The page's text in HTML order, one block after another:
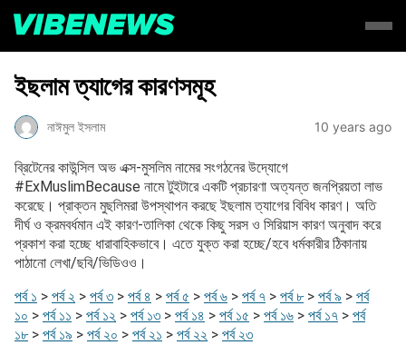
ইছলাম ত্যাগের কারণসমূহ
নাঈমুল ইসলাম 10 years ago
ব্রিটেনের কাউন্সিল অভ এক্স-মুসলিম নামের সংগঠনের উদ্যোগে
#ExMuslimBecause নামে টুইটারে একটি প্রচারণা অত্যন্ত জনপ্রিয়তা লাভ
করেছে। প্রাক্তন মুছলিমরা উপস্থাপন করছে ইছলাম ত্যাগের বিবিধ কারণ। অতি
দীর্ঘ ও ক্রমবর্ধমান এই কারণ-তালিকা থেকে কিছু সরস ও সিরিয়াস কারণ অনুবাদ করে
প্রকাশ করা হচ্ছে ধারাবাহিকভাবে। এতে যুক্ত করা হচ্ছে/হবে ধর্মকারীর ঠিকানায়
পাঠানো লেখা/ছবি/ভিডিওও।
পর্ব ১ > পর্ব ২ > পর্ব ৩ > পর্ব ৪ > পর্ব ৫ > পর্ব ৬ > পর্ব ৭ > পর্ব ৮> পর্ব ৯ > পর্ব
১০ > পর্ব ১১ > পর্ব ১২ > পর্ব ১৩ > পর্ব ১৪ > পর্ব ১৫ > পর্ব ১৬ > পর্ব ১৭ > পর্ব
১৮> পর্ব ১৯ > পর্ব ২০ > পর্ব ২১ > পর্ব ২২ > পর্ব ২৩